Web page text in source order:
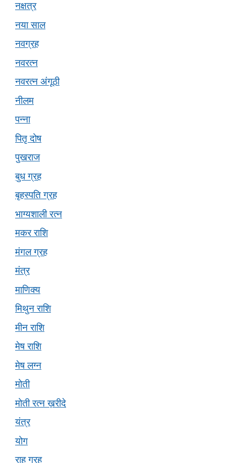
नक्षत्र
नया साल
नवग्रह
नवरत्न
नवरत्न अंगूठी
नीलम
पन्ना
पितृ दोष
पुखराज
बुध ग्रह
बृहस्पति ग्रह
भाग्यशाली रत्न
मकर राशि
मंगल ग्रह
मंत्र
माणिक्य
मिथुन राशि
मीन राशि
मेष राशि
मेष लग्न
मोती
मोती रत्न ख़रीदे
यंत्र
योग
राहु ग्रह